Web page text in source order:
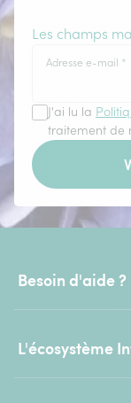
Les champs
Adresse e-mail *
J'ai lu la
traitement de
Besoin d'aide ?
L'écosystème